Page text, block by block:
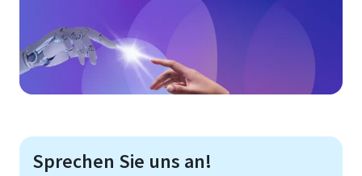
Sprechen Sie uns an!